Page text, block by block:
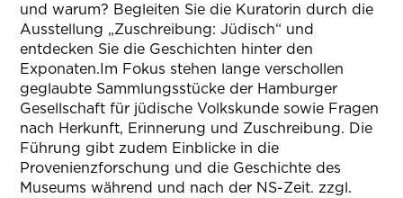
und warum? Begleiten Sie die Kuratorin durch die
Ausstellung „Zuschreibung: Jüdisch“ und
entdecken Sie die Geschichten hinter den
Exponaten.Im Fokus stehen lange verschollen
geglaubte Sammlungsstücke der Hamburger
Gesellschaft für jüdische Volkskunde sowie Fragen
nach Herkunft, Erinnerung und Zuschreibung. Die
Führung gibt zudem Einblicke in die
Provenienzforschung und die Geschichte des
Museums während und nach der NS-Zeit. zzgl.